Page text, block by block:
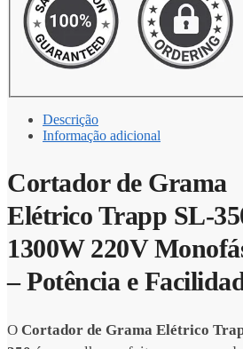
Descrição
Informação adicional
Cortador de Grama
Elétrico Trapp SL-
1300W 220V
– Potência e
O Cortador de Grama Elétrico